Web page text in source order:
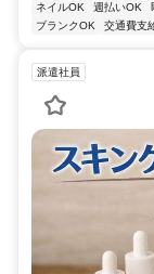
ネイルOK
週払いOK
ブランクOK
交通費支
派遣社員